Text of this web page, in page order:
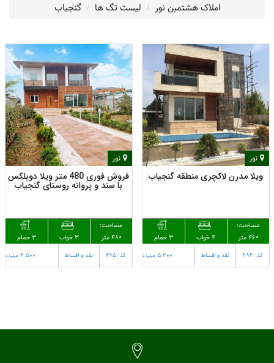
املاک هشتمین نور لیست تگ ها گنجیاب
نور
ویلا مدرن لاکچری منطقه گنجیاب
مساحت:
460 متر
4 خواب 3 حمام
5.200 میلیارد کد: 484 نقد و اقساط
نور
فروش فوری 480 متر ویلا دوبلکس
با سند و پروانه روستای گنجیاب
مساحت:
480 متر
3 خواب 3 حمام
4.500 میلیارد کد: 465 نقد و اقساط